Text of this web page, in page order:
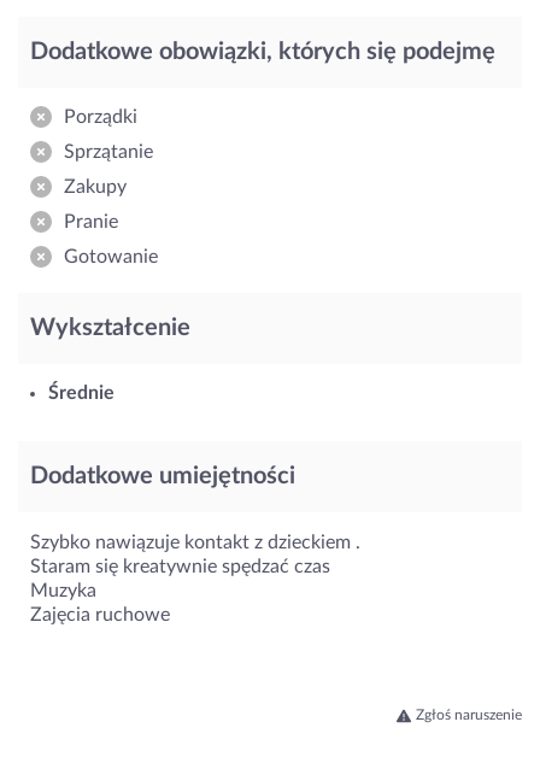
Dodatkowe obowiązki, których się podejmę
Porządki
Sprzątanie
Zakupy
Pranie
Gotowanie
Wykształcenie
Średnie
Dodatkowe umiejętności
Szybko nawiązuje kontakt z dzieckiem .
Staram się kreatywnie spędzać czas
Muzyka
Zajęcia ruchowe
Zgłoś naruszenie